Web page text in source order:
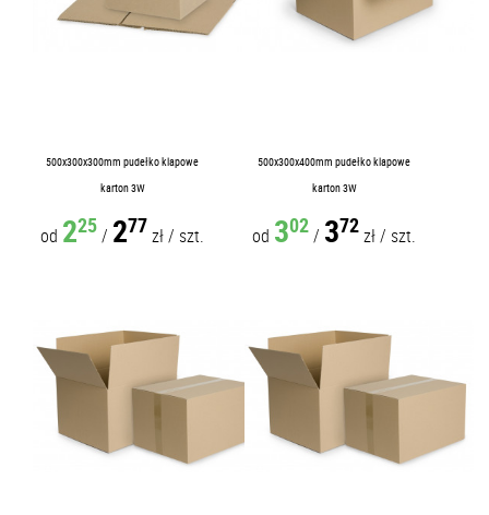
500x300x300mm pudełko klapowe
karton 3W
od 225/ 277zł/ szt.
500x300x400mm pudełko klapowe
karton 3W
od 302/ 372zł/ szt.